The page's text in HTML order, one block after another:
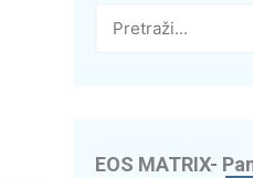
– uštedite do 70% naEOS MATRIX-